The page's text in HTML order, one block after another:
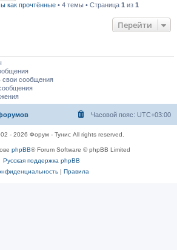
как прочтённые• 4 темы • Страница 1 из 1
Перейти
свои сообщения
Часовой пояс: UTC+03:00
- 2026 Форум - Тунис All rights reserved.
phpBB® Forum Software © phpBB Limited
Русская поддержка phpBB
| Правила